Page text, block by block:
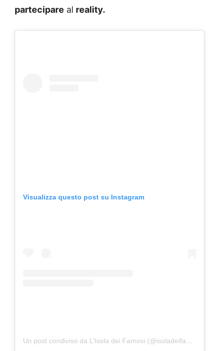
partecipare al reality.
Visualizza questo post su Instagram
Un post condiviso da L’Isola dei Famosi (@isoladeifamosi)